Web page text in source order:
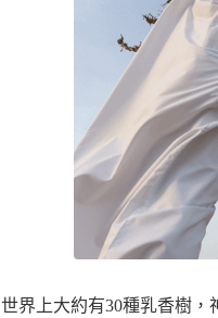
世界上大約有30種乳香樹